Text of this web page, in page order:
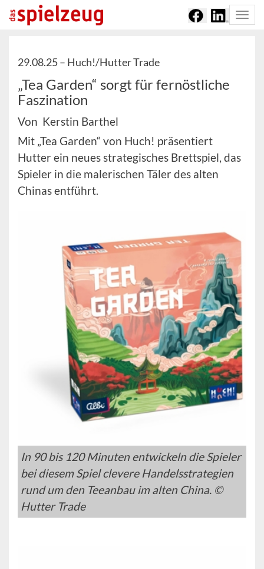
29.08.25 – Huch!/Hutter Trade
„Tea Garden“ sorgt für fernöstliche
Faszination
Von Kerstin Barthel
Mit „Tea Garden“ von Huch! präsentiert
Hutter ein neues strategisches Brettspiel, das
Spieler in die malerischen Täler des alten
Chinas entführt.
In 90 bis 120 Minuten entwickeln die Spieler
bei diesem Spiel clevere Handelsstrategien
rund um den Teeanbau im alten China. ©
Hutter Trade